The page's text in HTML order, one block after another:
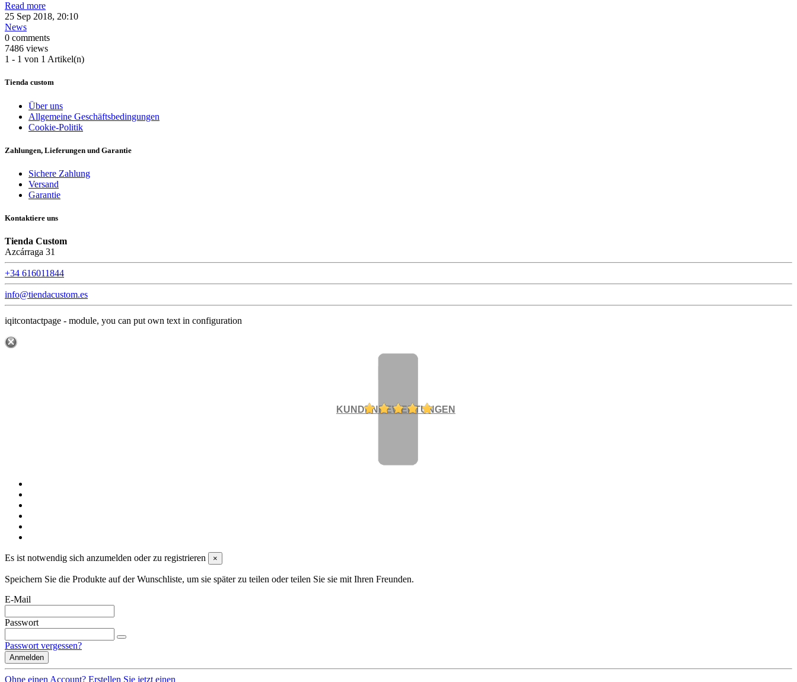
Read more
25 Sep 2018, 20:10
News
0 comments
7486 views
1 - 1 von 1 Artikel(n)
Tienda custom
Über uns
Allgemeine Geschäftsbedingungen
Cookie-Politik
Zahlungen, Lieferungen und Garantie
Sichere Zahlung
Versand
Garantie
Kontaktiere uns
Tienda Custom
Azcárraga 31
+34 616011844
info@tiendacustom.es
iqitcontactpage - module, you can put own text in configuration
KUNDENBEWERTUNGEN
Es ist notwendig sich anzumelden oder zu registrieren ×
Speichern Sie die Produkte auf der Wunschliste, um sie später zu teilen oder teilen Sie sie mit Ihren Freunden.
E-Mail
Passwort
Passwort vergessen?
Anmelden
Ohne einen Account? Erstellen Sie jetzt einen